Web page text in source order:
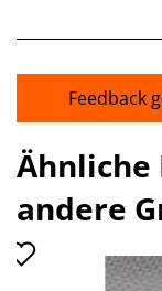
Feedback
Ähnliche
andere